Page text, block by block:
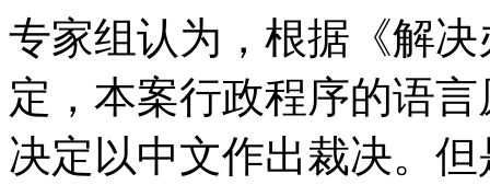
专家组认为，根据《解
定，本案行政程序的语
决定以中文作出裁决。